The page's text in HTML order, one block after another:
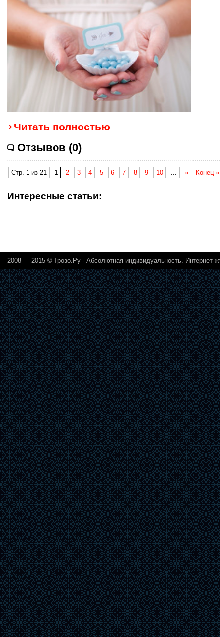
Читать полностью
Отзывов (0)
Стр. 1 из 21 1 2 3 4 5 6 7 8 9 10 ... » Конец »
Интересные статьи:
2008 — 2015 © Трозо.Ру - Абсолютная индивидуальность. Интернет-